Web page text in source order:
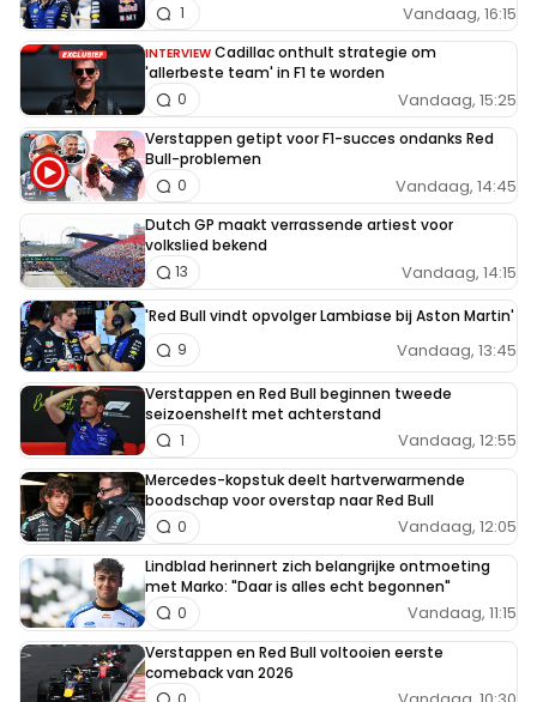
Vandaag, 16:15
1
INTERVIEW Cadillac onthult strategie om
'allerbeste team' in F1 te worden
Vandaag, 15:25
0
Verstappen getipt voor F1-succes ondanks Red
Bull-problemen
Vandaag, 14:45
0
Dutch GP maakt verrassende artiest voor
volkslied bekend
Vandaag, 14:15
13
'Red Bull vindt opvolger Lambiase bij Aston Martin'
Vandaag, 13:45
9
Verstappen en Red Bull beginnen tweede
seizoenshelft met achterstand
Vandaag, 12:55
1
Mercedes-kopstuk deelt hartverwarmende
boodschap voor overstap naar Red Bull
Vandaag, 12:05
0
Lindblad herinnert zich belangrijke ontmoeting
met Marko: "Daar is alles echt begonnen"
Vandaag, 11:15
0
Verstappen en Red Bull voltooien eerste
comeback van 2026